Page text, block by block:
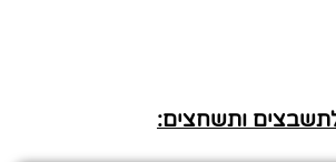
ותשחצים: